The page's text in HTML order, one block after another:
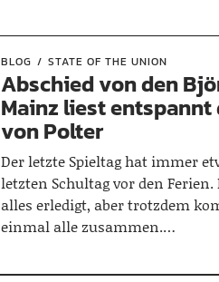
BLOG STATE OF THE UNION
Abschied von den
Mainz liest entspannt
von Polter
Der letzte Spieltag hat immer
letzten Schultag vor den
alles erledigt, aber trotzdem
einmal alle zusammen.…